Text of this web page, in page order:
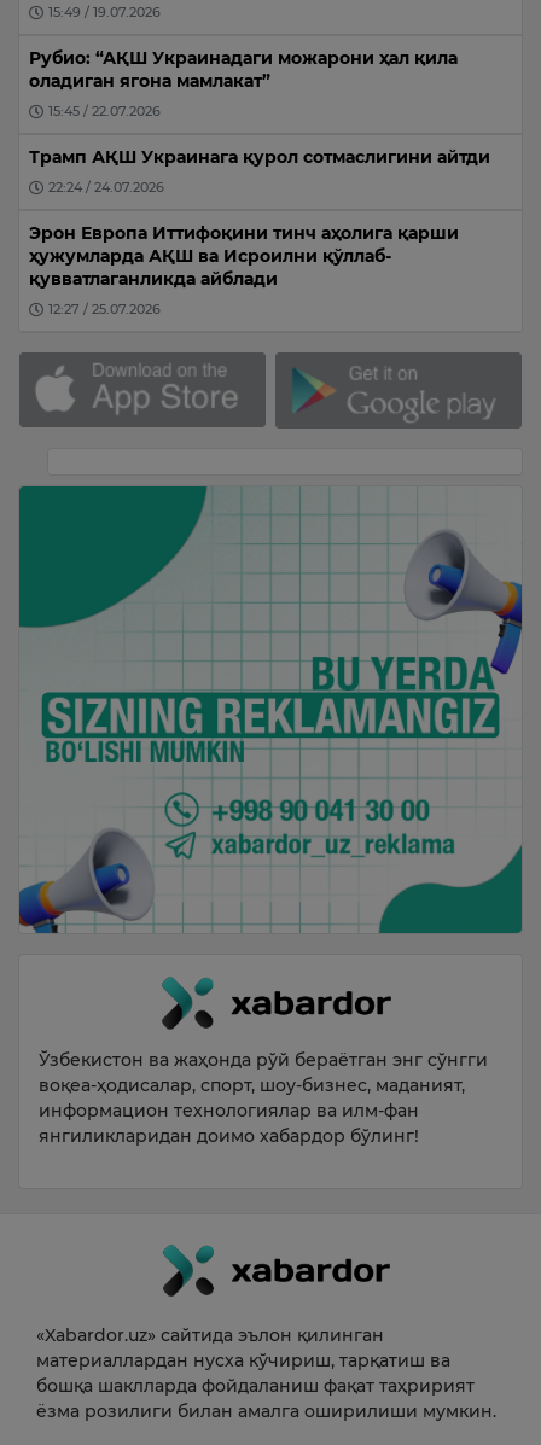
15:49 / 19.07.2026
Рубио: “АҚШ Украинадаги можарони ҳал қила
оладиган ягона мамлакат”
15:45 / 22.07.2026
Трамп АҚШ Украинага қурол сотмаслигини айтди
22:24 / 24.07.2026
Эрон Европа Иттифоқини тинч аҳолига қарши
ҳужумларда АҚШ ва Исроилни қўллаб-
қувватлаганликда айблади
12:27 / 25.07.2026
Ўзбекистон ва жаҳонда рўй бераётган энг сўнгги
воқеа-ҳодисалар, спорт, шоу-бизнес, маданият,
информацион технологиялар ва илм-фан
янгиликларидан доимо хабардор бўлинг!
«Xabardor.uz» сайтида эълон қилинган
материаллардан нусха кўчириш, тарқатиш ва
бошқа шаклларда фойдаланиш фақат таҳририят
ёзма розилиги билан амалга оширилиши мумкин.